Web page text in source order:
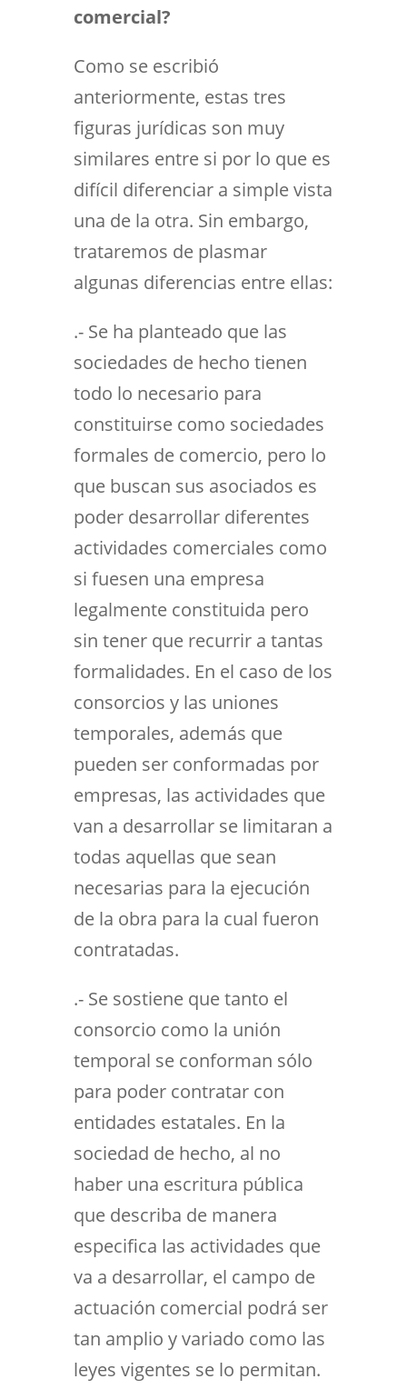
comercial?
Como se escribió
anteriormente, estas tres
figuras jurídicas son muy
similares entre si por lo que es
difícil diferenciar a simple vista
una de la otra. Sin embargo,
trataremos de plasmar
algunas diferencias entre ellas:
.- Se ha planteado que las
sociedades de hecho tienen
todo lo necesario para
constituirse como sociedades
formales de comercio, pero lo
que buscan sus asociados es
poder desarrollar diferentes
actividades comerciales como
si fuesen una empresa
legalmente constituida pero
sin tener que recurrir a tantas
formalidades. En el caso de los
consorcios y las uniones
temporales, además que
pueden ser conformadas por
empresas, las actividades que
van a desarrollar se limitaran a
todas aquellas que sean
necesarias para la ejecución
de la obra para la cual fueron
contratadas.
.- Se sostiene que tanto el
consorcio como la unión
temporal se conforman sólo
para poder contratar con
entidades estatales. En la
sociedad de hecho, al no
haber una escritura pública
que describa de manera
especifica las actividades que
va a desarrollar, el campo de
actuación comercial podrá ser
tan amplio y variado como las
leyes vigentes se lo permitan.